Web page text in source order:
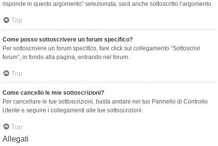
risponde in questo argomento” selezionata, sarà anche sottoscritto l’argomento.
Top
Come posso sottoscrivere un forum specifico?
Per sottoscrivere un forum specifico, fare click sul collegamento “Sottoscrivi
forum”, in fondo alla pagina, entrando nel forum.
Top
Come cancello le mie sottoscrizioni?
Per cancellare le tue sottoscrizioni, basta andare nel tuo Pannello di Controllo
Utente e seguire i collegamenti alle tue sottoscrizioni.
Top
Allegati